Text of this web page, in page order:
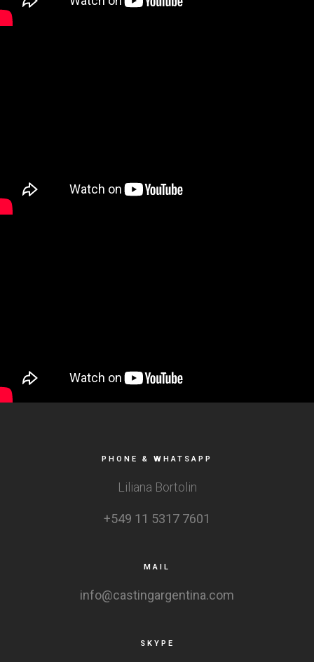
PHONE & WHATSAPP
Liliana Bortolin
+549 11 5317 7601
MAIL
info@castingargentina.com
SKYPE